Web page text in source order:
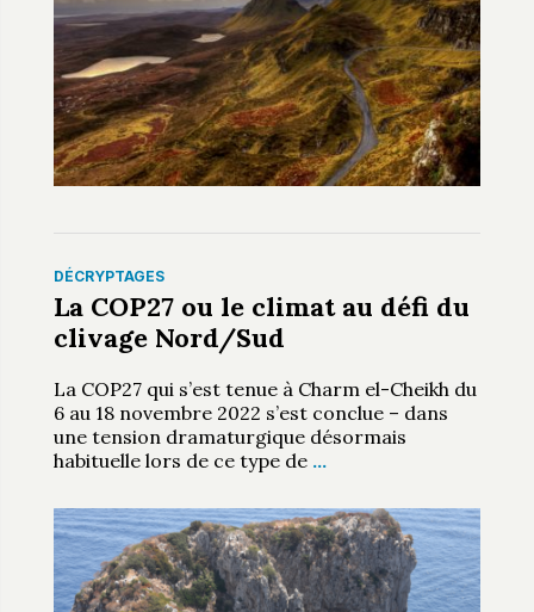
DÉCRYPTAGES
La COP27 ou le climat au défi du
clivage Nord/Sud
La COP27 qui s’est tenue à Charm el-Cheikh du
6 au 18 novembre 2022 s’est conclue – dans
une tension dramaturgique désormais
habituelle lors de ce type de …